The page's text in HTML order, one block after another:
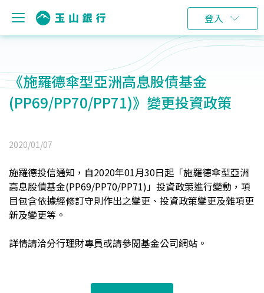
登入
《施羅德傘型亞洲高息股債基金
(PP69/PP70/PP71)》變更投資政策
2020/01/07
施羅德投信通知，自2020年01月30日起「施羅德傘型亞洲
高息股債基金(PP69/PP70/PP71)」投資政策進行變動，項
目包含依據經修訂守則作出之變更 、 投資政策變更及雜項更
新及變更等。
詳情請洽分行理財專員或請參閱基金公司網站。